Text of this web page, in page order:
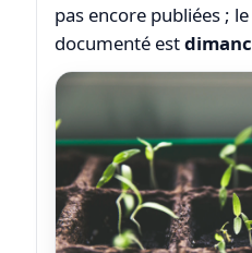
pas encore publiées ;
documenté est